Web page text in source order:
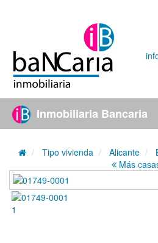
Inmobiliaria Bancaria
Tipo vivienda Alicante
Más